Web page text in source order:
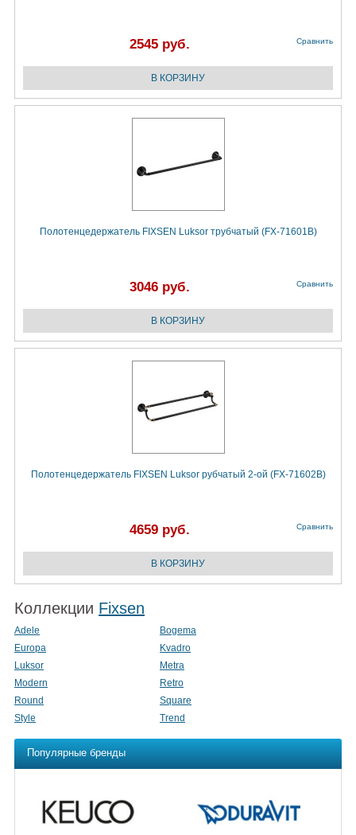
2545 руб. Сравнить
Полотенцедержатель FIXSEN Luksor трубчатый (FX-71601B)
3046 руб. Сравнить
Полотенцедержатель FIXSEN Luksor рубчатый 2-ой (FX-71602B)
4659 руб. Сравнить
Коллекции Fixsen
Adele
Bogema
Europa
Kvadro
Luksor
Metra
Modern
Retro
Round
Square
Style
Trend
Популярные бренды